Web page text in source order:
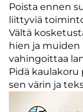
Poista ennen
liittyviä
Vältä
hien ja muiden
vahingoittaa
Pidä kaulakoru
sen värin ja